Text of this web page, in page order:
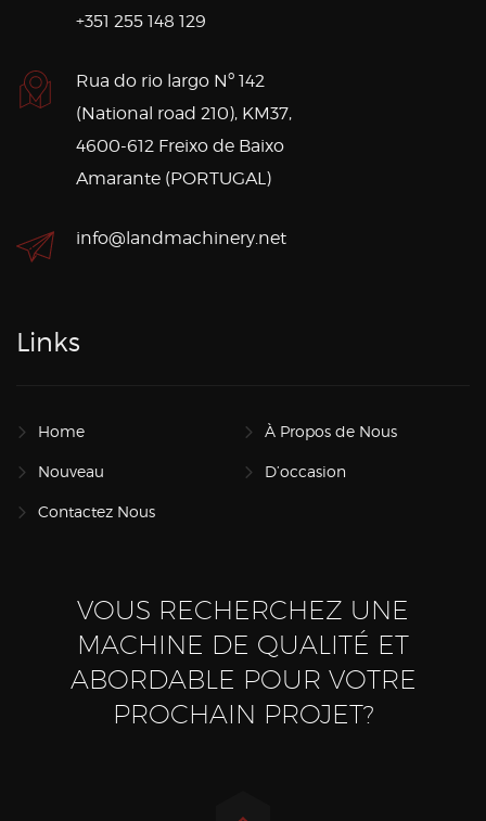
+351 255 148 129
Rua do rio largo Nº 142
(National road 210), KM37,
4600-612 Freixo de Baixo
Amarante (PORTUGAL)
info@landmachinery.net
Links
Home À Propos de Nous
Nouveau D’occasion
Contactez Nous
VOUS RECHERCHEZ UNE
MACHINE DE QUALITÉ ET
ABORDABLE POUR VOTRE
PROCHAIN PROJET?